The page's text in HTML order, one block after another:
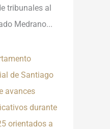
tribunales al
Medrano...
de Santiago
avances
durante
orientados a